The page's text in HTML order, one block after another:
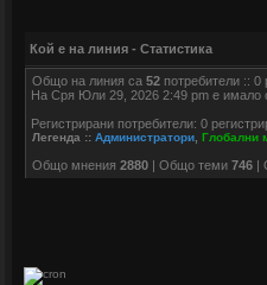
Кой е на линия - Статистика
Общо на линия са 52 потребители ::
На Сря Юли 29, 2026 2:49 pm е имало
Регистрирани потребители: 0
Легенда :: Администратори Глобални
Общо мнения 2880 | Общо теми 746 |